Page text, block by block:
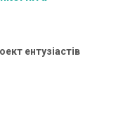
ентузіастів